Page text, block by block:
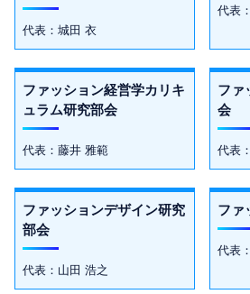
代表：城田 衣
代表
ファッション経営学カリキ
ュラム研究部会
代表：藤井 雅範
ファ
会
代表
ファッションデザイン研究
部会
代表：山田 浩之
ファ
代表